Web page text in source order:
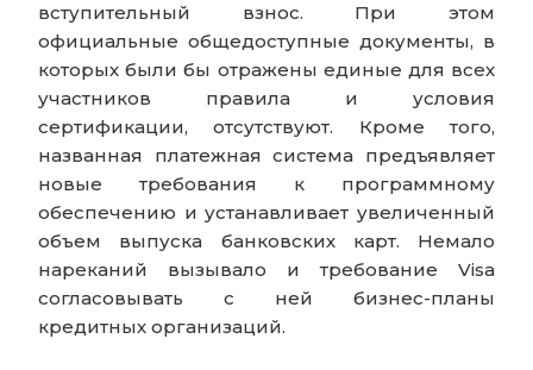
вступительный взнос. При этом
официальные общедоступные документы, в
которых были бы отражены единые для всех
участников правила и условия
сертификации, отсутствуют. Кроме того,
названная платежная система предъявляет
новые требования к программному
обеспечению и устанавливает увеличенный
объем выпуска банковских карт. Немало
нареканий вызывало и требование Visa
согласовывать с ней бизнес-планы
кредитных организаций.